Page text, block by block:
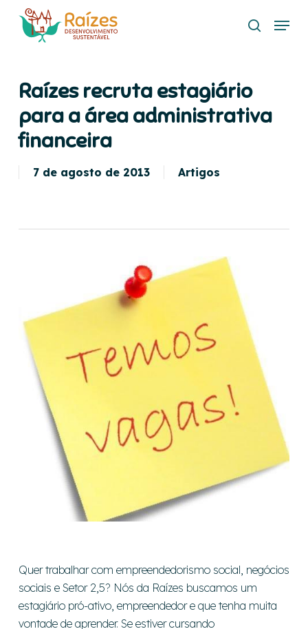
search
Menu
Raízes recruta estagiário
para a área administrativa
financeira
7 de agosto de 2013 Artigos
Quer trabalhar com empreendedorismo social, negócios
sociais e Setor 2,5? Nós da Raízes buscamos um
estagiário pró-ativo, empreendedor e que tenha muita
vontade de aprender. Se estiver cursando